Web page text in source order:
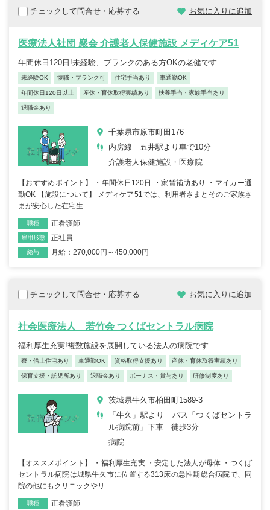
チェックして問合せ・応募する お気に入りに追加
医療法人社団 巖会 介護老人保健施設 メディケア51
年間休日120日!未経験、ブランクのある方OKの老健です
未経験OK 復職・ブランク可 住宅手当あり 車通勤OK
年間休日120日以上 産休・育休取得実績あり 扶養手当・家族手当あり
退職金あり
千葉県市原市町田176
内房線 五井駅より車で10分
介護老人保健施設・医療院
【おすすめポイント】 ・年間休日120日 ・家賃補助あり ・マイカー通
勤OK 【施設について】 メディケア51では、利用者さまとそのご家族さ
まが安心した在宅生...
職種 正看護師
雇用形態 正社員
給与 月給：270,000円～450,000円
チェックして問合せ・応募する お気に入りに追加
社会医療法人 若竹会 つくばセントラル病院
福利厚生充実!複数施設を展開している法人の病院です
寮・借上住宅あり 車通勤OK 資格取得支援あり 産休・育休取得実績あり
保育支援・託児所あり 退職金あり ボーナス・賞与あり 研修制度あり
茨城県牛久市柏田町1589-3
「牛久」駅より バス「つくばセントラ
ル病院前」下車 徒歩3分
病院
【オススメポイント】 ・福利厚生充実 ・安定した法人が母体 ・つくば
セントラル病院は城県牛久市に位置する313床の急性期総合病院で、同
院の他にもクリニックやリ...
職種 正看護師